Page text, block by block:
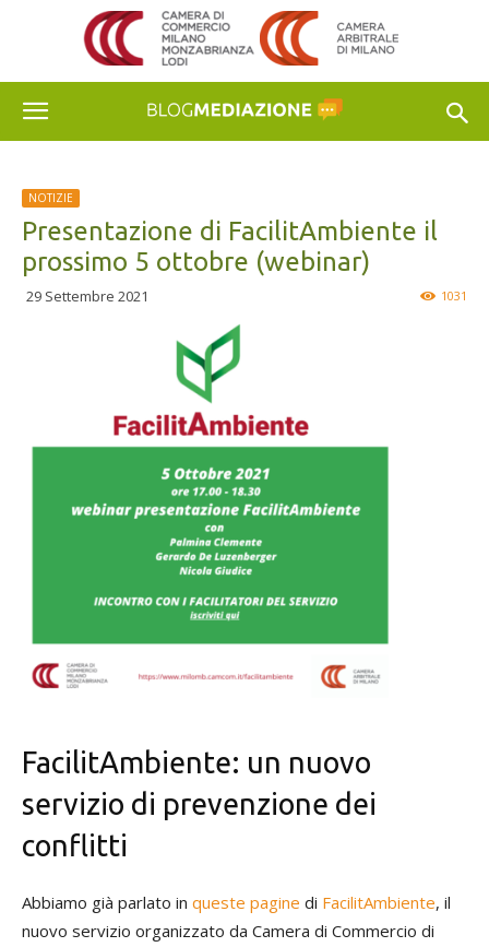
NOTIZIE
Presentazione di FacilitAmbiente il
prossimo 5 ottobre (webinar)
29 Settembre 2021 1031
FacilitAmbiente: un nuovo
servizio di prevenzione dei
conflitti
Abbiamo già parlato in queste pagine di FacilitAmbiente, il
nuovo servizio organizzato da Camera di Commercio di